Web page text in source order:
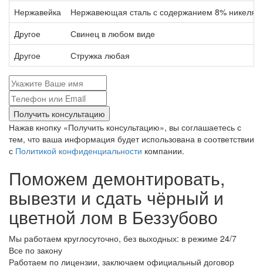
Нержавейка
Нержавеющая сталь с содержанием 8% никеля
Другое
Свинец в любом виде
Другое
Стружка любая
Получить консультацию
Нажав кнопку «Получить консультацию», вы соглашаетесь с
тем, что ваша информация будет использована в соответствии
с Политикой конфиденциальности компании.
Поможем демонтировать,
вывезти и сдать чёрный и
цветной лом в Беззубово
Мы работаем круглосуточно, без выходных: в режиме 24/7
Все по закону
Работаем по лицензии, заключаем официальный договор